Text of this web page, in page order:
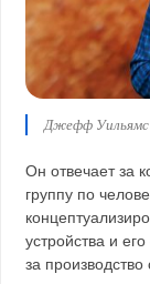
Джефф Уильямс
Он отвечает за
группу по
устройства и
за